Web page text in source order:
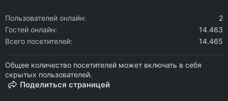
Пользователей онлайн
2
Гостей онлайн
14.463
Всего посетителей
14.465
Общее количество посетителей может включать в себя
скрытых пользователей.
Поделиться страницей